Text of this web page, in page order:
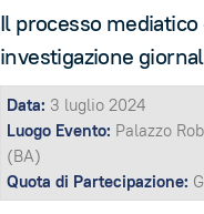
Il processo
investigazione
Data: 3 luglio 2024
Luogo Evento: Palazzo
(BA)
Quota di Partecipazione: